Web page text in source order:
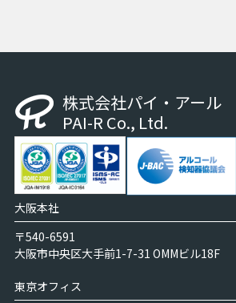
株式会社パイ・アール
PAI-R Co., Ltd.
大阪本社
〒540-6591
大阪市中央区大手前1-7-31 OMMビル18F
東京オフィス